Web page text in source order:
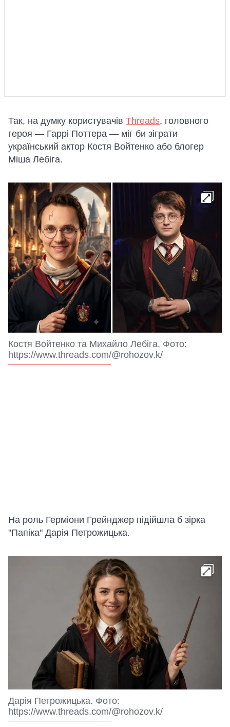
Так, на думку користувачів Threads, головного
героя — Гаррі Поттера — міг би зіграти
український актор Костя Войтенко або блогер
Міша Лебіга.
Костя Войтенко та Михайло Лебіга. Фото:
https://www.threads.com/@rohozov.k/
На роль Герміони Грейнджер підійшла б зірка
"Папіка" Дарія Петрожицька.
Дарія Петрожицька. Фото:
https://www.threads.com/@rohozov.k/